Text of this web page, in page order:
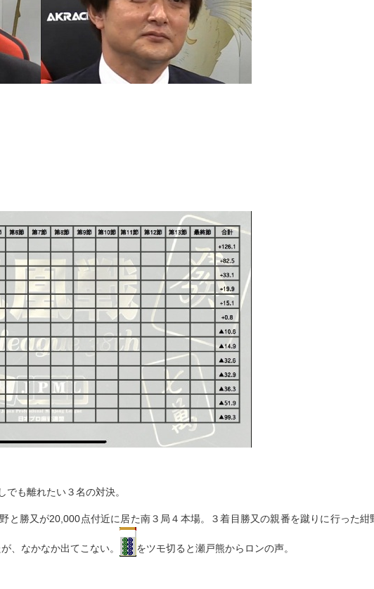
でも離れたい３名の対決。
と勝又が20,000点付近に居た南３局４本場。３着目勝又の親番を蹴りに行った紺
、なかなか出てこない。 をツモ切ると瀬戸熊からロンの声。